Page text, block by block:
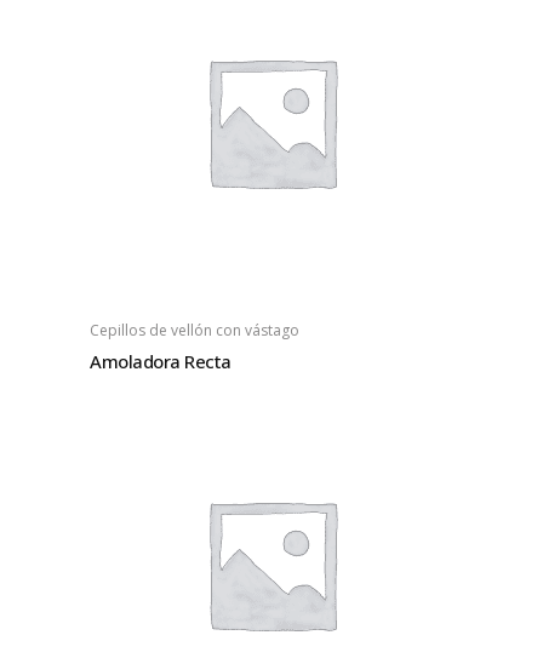
Cepillos de vellón con vástago
Amoladora Recta